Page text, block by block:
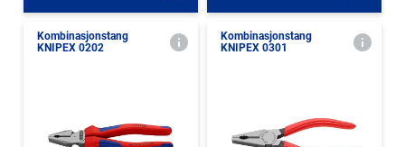
Kombinasjonstang
KNIPEX 0202
Kombinasjonstang
KNIPEX 0301